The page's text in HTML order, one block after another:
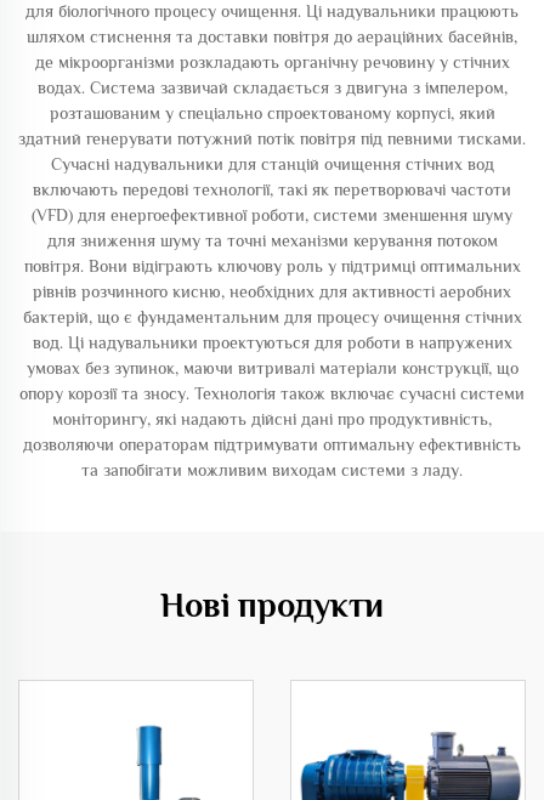
для біологічного процесу очищення. Ці надувальники працюють
шляхом стиснення та доставки повітря до аераційних басейнів,
де мікроорганізми розкладають органічну речовину у стічних
водах. Система зазвичай складається з двигуна з імпелером,
розташованим у спеціально спроектованому корпусі, який
здатний генерувати потужний потік повітря під певними тисками.
Сучасні надувальники для станцій очищення стічних вод
включають передові технології, такі як перетворювачі частоти
(VFD) для енергоефективної роботи, системи зменшення шуму
для зниження шуму та точні механізми керування потоком
повітря. Вони відіграють ключову роль у підтримці оптимальних
рівнів розчинного кисню, необхідних для активності аеробних
бактерій, що є фундаментальним для процесу очищення стічних
вод. Ці надувальники проектуються для роботи в напружених
умовах без зупинок, маючи витривалі матеріали конструкції, що
опору корозії та зносу. Технологія також включає сучасні системи
моніторингу, які надають дійсні дані про продуктивність,
дозволяючи операторам підтримувати оптимальну ефективність
та запобігати можливим виходам системи з ладу.
Нові продукти